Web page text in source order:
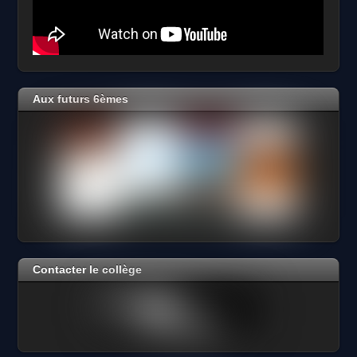
Aux futurs 6èmes
Contacter le collège